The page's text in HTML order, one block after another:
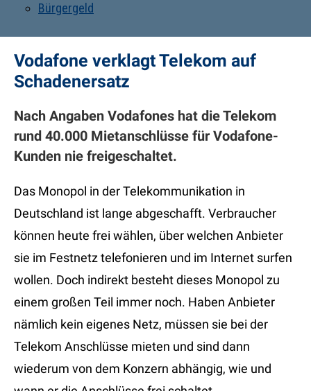
Bürgergeld
Vodafone verklagt Telekom auf
Schadenersatz
Nach Angaben Vodafones hat die Telekom
rund 40.000 Mietanschlüsse für Vodafone-
Kunden nie freigeschaltet.
Das Monopol in der Telekommunikation in
Deutschland ist lange abgeschafft. Verbraucher
können heute frei wählen, über welchen Anbieter
sie im Festnetz telefonieren und im Internet surfen
wollen. Doch indirekt besteht dieses Monopol zu
einem großen Teil immer noch. Haben Anbieter
nämlich kein eigenes Netz, müssen sie bei der
Telekom Anschlüsse mieten und sind dann
wiederum von dem Konzern abhängig, wie und